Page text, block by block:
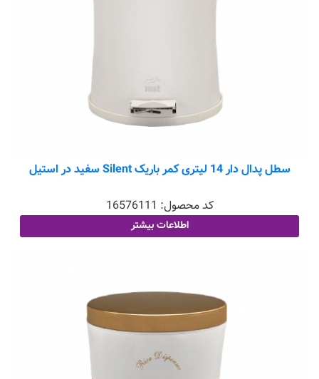
سطل پدال دار 14 لیتری کمر باریک Silent سفید در استیل
کد محصول: 16576111
اطلاعات بیشتر